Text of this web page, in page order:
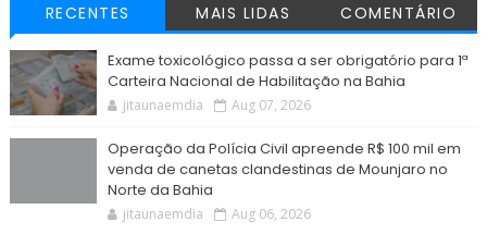
RECENTES MAIS LIDAS COMENTÁRIO
Exame toxicológico passa a ser obrigatório para 1ª
Carteira Nacional de Habilitação na Bahia
jitaunaemdia Aug 07, 2026
Operação da Polícia Civil apreende R$ 100 mil em
venda de canetas clandestinas de Mounjaro no
Norte da Bahia
jitaunaemdia Aug 06, 2026